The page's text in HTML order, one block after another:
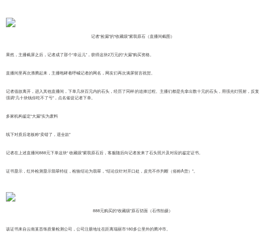
记者“捡漏”的“收藏级”紫翡原石（直播间截图）
果然，主播截屏之后，记者成了那个“幸运儿”，获得这块2万元的“大漏”购买资格。
直播间里再次沸腾起来，主播咆哮着呼喊记者的网名，网友们再次满屏留言祝贺。
记者借故离开，进入其他直播间，下单几块百元内的石头，经历了同样的追捧过程。主播们都是先拿出数十元的石头，用强光灯照射，反复
强调“几十块钱你吃不了亏”，点名催促记者下单。
多家机构鉴定“大漏”实为废料
线下对质后老板称“卖错了，退全款”
记者在上述直播间888元下单这块“ 收藏级”紫翡原石后，客服随后向记者发来了石头照片及对应的鉴定证书。
证书显示，红外检测显示翡翠特征，检验结论为翡翠，“结论仅针对开口处，皮壳不作判断（俗称A货）”。
888元购买的“收藏级”原石切面（石伟拍摄）
该证书来自云南某首饰质量检测公司，公司注册地址在距离瑞丽市180多公里外的腾冲市。